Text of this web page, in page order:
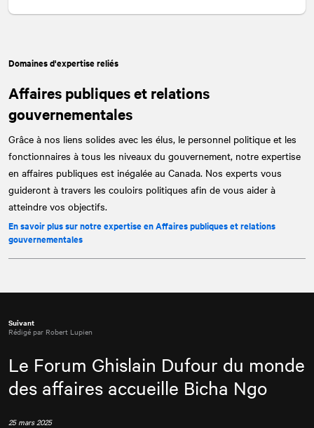
Domaines d'expertise reliés
Affaires publiques et relations
gouvernementales
Grâce à nos liens solides avec les élus, le personnel politique et les
fonctionnaires à tous les niveaux du gouvernement, notre expertise
en affaires publiques est inégalée au Canada. Nos experts vous
guideront à travers les couloirs politiques afin de vous aider à
atteindre vos objectifs.
En savoir plus sur notre expertise en Affaires publiques et relations
gouvernementales
Suivant
Rédigé par Robert Lupien
Le Forum Ghislain Dufour du monde
des affaires accueille Bicha Ngo
25 mars 2025